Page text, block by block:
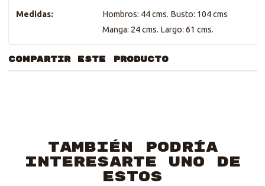
Medidas:
Hombros: 44 cms. Busto: 104 cms
Manga: 24 cms. Largo: 61 cms.
COMPARTIR ESTE PRODUCTO
También podría
interesarte uno de
estos